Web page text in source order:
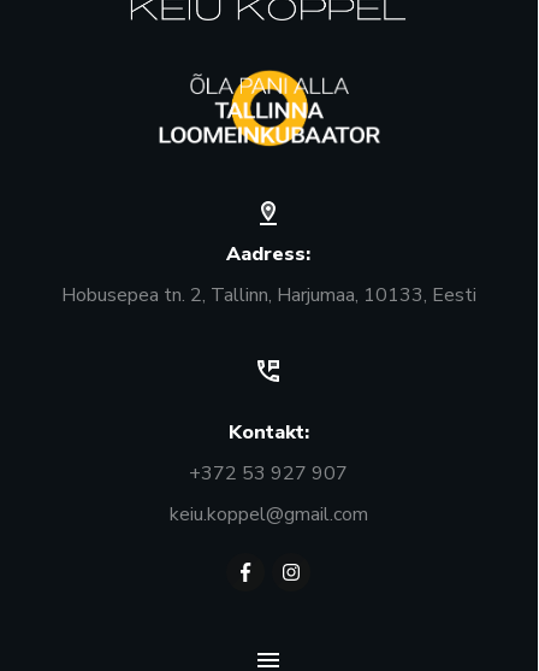
Aadress:
Hobusepea tn. 2, Tallinn, Harjumaa, 10133, Eesti
Kontakt:
+372 53 927 907
keiu.koppel@gmail.com